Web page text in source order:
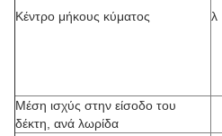
Κέντρο μήκους κύματος λ
Μέση ισχύς στην είσοδο του
δέκτη, ανά λωρίδα